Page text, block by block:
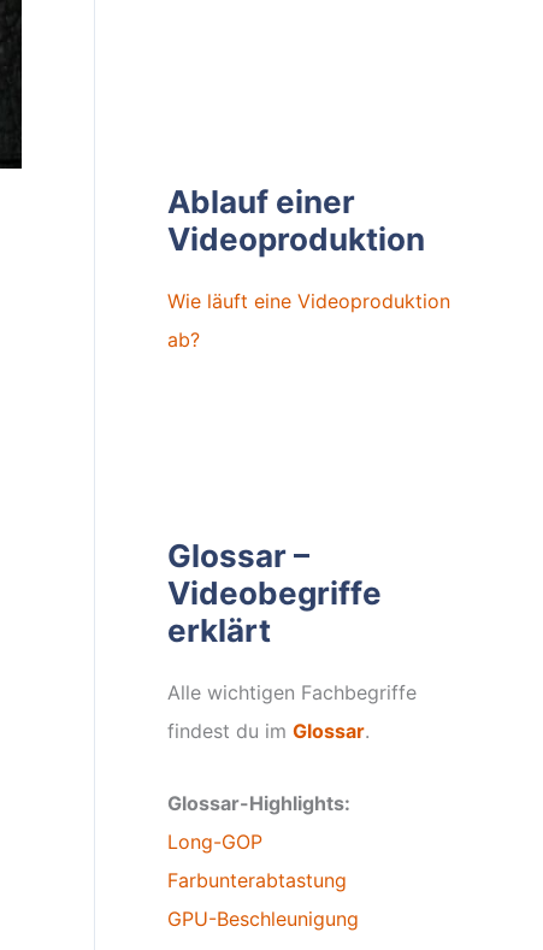
Ablauf einer
Videoproduktion
Wie läuft eine Videoproduktion
ab?
Glossar –
Videobegriffe
erklärt
Alle wichtigen Fachbegriffe
findest du im Glossar.
Glossar-Highlights:
Long-GOP
Farbunterabtastung
GPU-Beschleunigung